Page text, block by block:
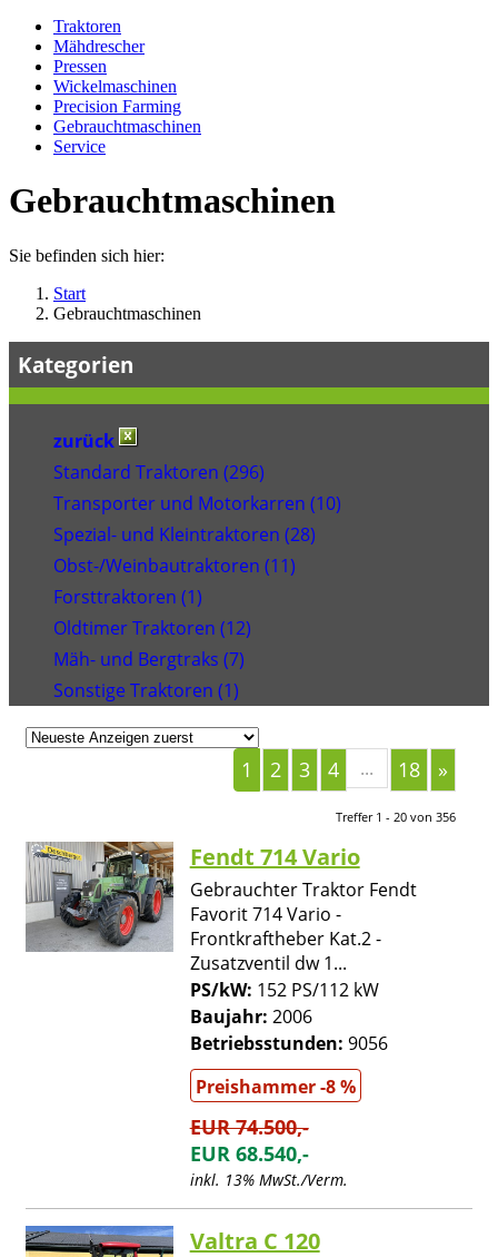
Traktoren
Mähdrescher
Pressen
Wickelmaschinen
Precision Farming
Gebrauchtmaschinen
Service
Gebrauchtmaschinen
Sie befinden sich hier:
Start
Gebrauchtmaschinen
Kategorien
zurück
Standard Traktoren (296)
Transporter und Motorkarren (10)
Spezial- und Kleintraktoren (28)
Obst-/Weinbautraktoren (11)
Forsttraktoren (1)
Oldtimer Traktoren (12)
Mäh- und Bergtraks (7)
Sonstige Traktoren (1)
1 2 3 4 ... 18 »
Treffer 1 - 20 von 356
Fendt 714 Vario
Gebrauchter Traktor Fendt
Favorit 714 Vario -
Frontkraftheber Kat.2 -
Zusatzventil dw 1...
PS/kW: 152 PS/112 kW
Baujahr: 2006
Betriebsstunden: 9056
Preishammer -8 %
EUR 74.500,-
EUR 68.540,-
inkl. 13% MwSt./Verm.
Valtra C 120